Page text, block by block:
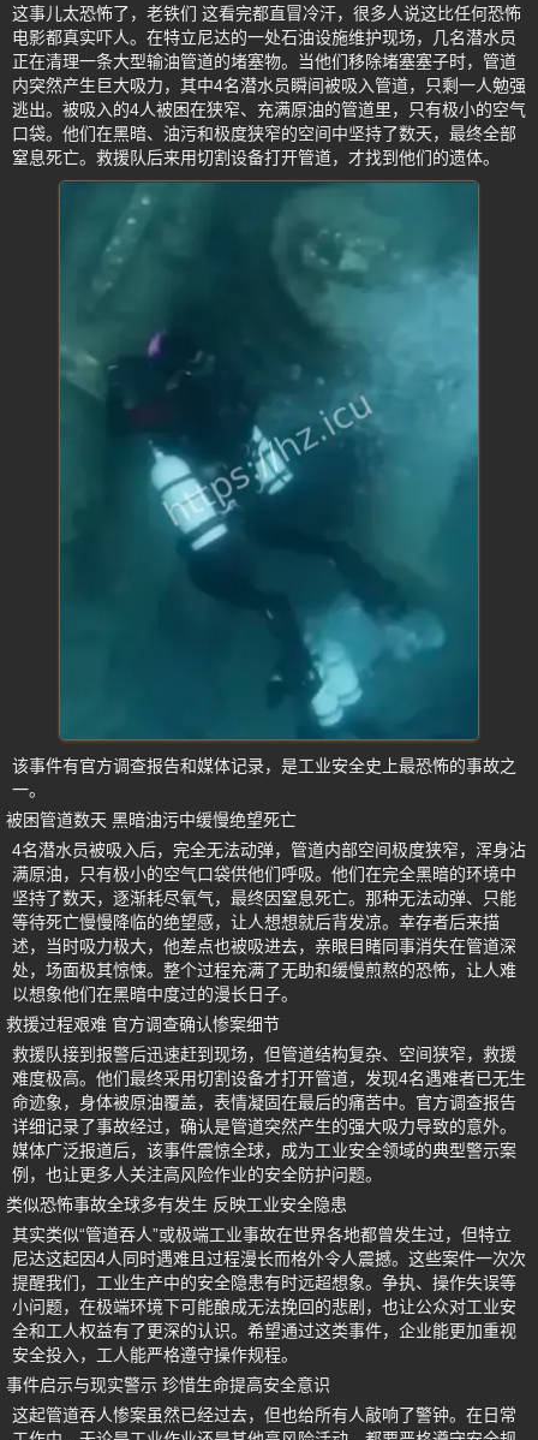
这事儿太恐怖了，老铁们 这看完都直冒冷汗，很多人说这比任何恐怖
电影都真实吓人。在特立尼达的一处石油设施维护现场，几名潜水员
正在清理一条大型输油管道的堵塞物。当他们移除堵塞塞子时，管道
内突然产生巨大吸力，其中4名潜水员瞬间被吸入管道，只剩一人勉强
逃出。被吸入的4人被困在狭窄、充满原油的管道里，只有极小的空气
口袋。他们在黑暗、油污和极度狭窄的空间中坚持了数天，最终全部
窒息死亡。救援队后来用切割设备打开管道，才找到他们的遗体。
该事件有官方调查报告和媒体记录，是工业安全史上最恐怖的事故之
一。
被困管道数天 黑暗油污中缓慢绝望死亡
4名潜水员被吸入后，完全无法动弹，管道内部空间极度狭窄，浑身沾
满原油，只有极小的空气口袋供他们呼吸。他们在完全黑暗的环境中
坚持了数天，逐渐耗尽氧气，最终因窒息死亡。那种无法动弹、只能
等待死亡慢慢降临的绝望感，让人想想就后背发凉。幸存者后来描
述，当时吸力极大，他差点也被吸进去，亲眼目睹同事消失在管道深
处，场面极其惊悚。整个过程充满了无助和缓慢煎熬的恐怖，让人难
以想象他们在黑暗中度过的漫长日子。
救援过程艰难 官方调查确认惨案细节
救援队接到报警后迅速赶到现场，但管道结构复杂、空间狭窄，救援
难度极高。他们最终采用切割设备才打开管道，发现4名遇难者已无生
命迹象，身体被原油覆盖，表情凝固在最后的痛苦中。官方调查报告
详细记录了事故经过，确认是管道突然产生的强大吸力导致的意外。
媒体广泛报道后，该事件震惊全球，成为工业安全领域的典型警示案
例，也让更多人关注高风险作业的安全防护问题。
类似恐怖事故全球多有发生 反映工业安全隐患
其实类似“管道吞人”或极端工业事故在世界各地都曾发生过，但特立
尼达这起因4人同时遇难且过程漫长而格外令人震撼。这些案件一次次
提醒我们，工业生产中的安全隐患有时远超想象。争执、操作失误等
小问题，在极端环境下可能酿成无法挽回的悲剧，也让公众对工业安
全和工人权益有了更深的认识。希望通过这类事件，企业能更加重视
安全投入，工人能严格遵守操作规程。
事件启示与现实警示 珍惜生命提高安全意识
这起管道吞人惨案虽然已经过去，但也给所有人敲响了警钟。在日常